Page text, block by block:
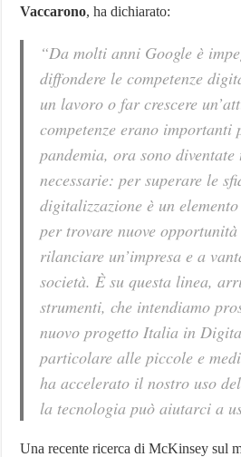
Vaccarono, ha dichiarato:
“Da molti anni Google è
diffondere le competenze
un lavoro o far crescere
competenze erano importanti
pandemia, ora sono diventate
necessarie: per superare le
digitalizzazione è un
per trovare nuove
rilanciare un’impresa e a
società. È su questa linea,
strumenti, che intendiamo
nuovo progetto Italia in
particolare alle piccole e
ha accelerato il nostro uso
la tecnologia può aiutarci a
Una recente ricerca di McKinsey sul